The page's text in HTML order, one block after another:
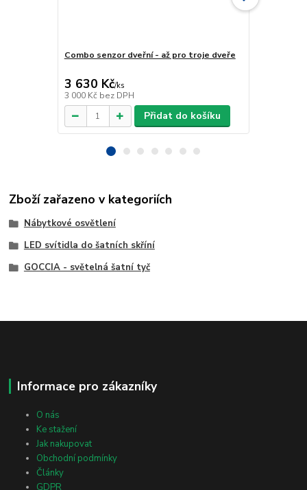
Combo senzor dveřní - až pro troje dveře
3 630 Kč/ks
3 000 Kč bez DPH
Přidat do košíku
Zboží zařazeno v kategoriích
Nábytkové osvětlení
LED svítidla do šatních skříní
GOCCIA - světelná šatní tyč
Informace pro zákazníky
O nás
Ke stažení
Jak nakupovat
Obchodní podmínky
Články